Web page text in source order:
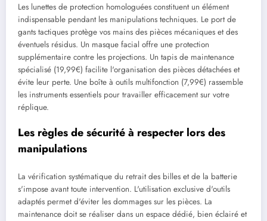
Les lunettes de protection homologuées constituent un élément
indispensable pendant les manipulations techniques. Le port de
gants tactiques protège vos mains des pièces mécaniques et des
éventuels résidus. Un masque facial offre une protection
supplémentaire contre les projections. Un tapis de maintenance
spécialisé (19,99€) facilite l'organisation des pièces détachées et
évite leur perte. Une boîte à outils multifonction (7,99€) rassemble
les instruments essentiels pour travailler efficacement sur votre
réplique.
Les règles de sécurité à respecter lors des
manipulations
La vérification systématique du retrait des billes et de la batterie
s'impose avant toute intervention. L'utilisation exclusive d'outils
adaptés permet d'éviter les dommages sur les pièces. La
maintenance doit se réaliser dans un espace dédié, bien éclairé et